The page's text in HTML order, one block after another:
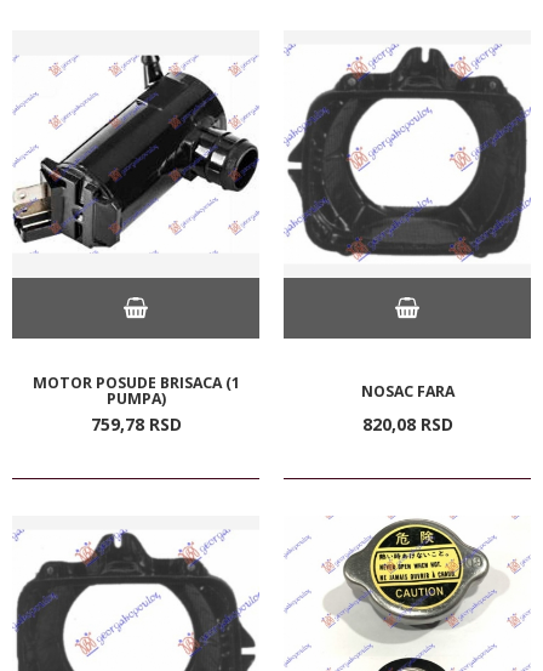
MOTOR POSUDE BRISACA (1
PUMPA)
759,78 RSD
NOSAC FARA
820,08 RSD